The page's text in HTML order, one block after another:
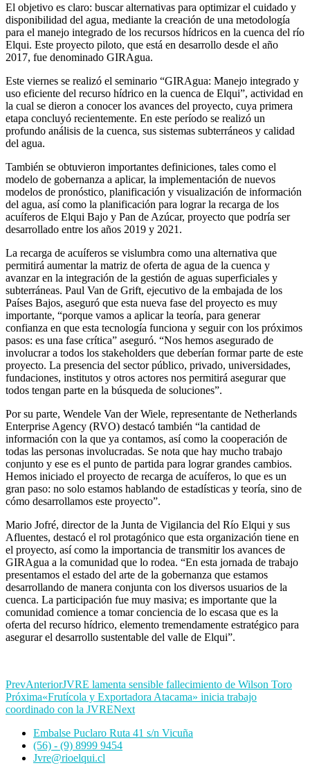
El objetivo es claro: buscar alternativas para optimizar el cuidado y
disponibilidad del agua, mediante la creación de una metodología
para el manejo integrado de los recursos hídricos en la cuenca del río
Elqui. Este proyecto piloto, que está en desarrollo desde el año
2017, fue denominado GIRAgua.
Este viernes se realizó el seminario “GIRAgua: Manejo integrado y
uso eficiente del recurso hídrico en la cuenca de Elqui”, actividad en
la cual se dieron a conocer los avances del proyecto, cuya primera
etapa concluyó recientemente. En este período se realizó un
profundo análisis de la cuenca, sus sistemas subterráneos y calidad
del agua.
También se obtuvieron importantes definiciones, tales como el
modelo de gobernanza a aplicar, la implementación de nuevos
modelos de pronóstico, planificación y visualización de información
del agua, así como la planificación para lograr la recarga de los
acuíferos de Elqui Bajo y Pan de Azúcar, proyecto que podría ser
desarrollado entre los años 2019 y 2021.
La recarga de acuíferos se vislumbra como una alternativa que
permitirá aumentar la matriz de oferta de agua de la cuenca y
avanzar en la integración de la gestión de aguas superficiales y
subterráneas. Paul Van de Grift, ejecutivo de la embajada de los
Países Bajos, aseguró que esta nueva fase del proyecto es muy
importante, “porque vamos a aplicar la teoría, para generar
confianza en que esta tecnología funciona y seguir con los próximos
pasos: es una fase crítica” aseguró. “Nos hemos asegurado de
involucrar a todos los stakeholders que deberían formar parte de este
proyecto. La presencia del sector público, privado, universidades,
fundaciones, institutos y otros actores nos permitirá asegurar que
todos tengan parte en la búsqueda de soluciones”.
Por su parte, Wendele Van der Wiele, representante de Netherlands
Enterprise Agency (RVO) destacó también “la cantidad de
información con la que ya contamos, así como la cooperación de
todas las personas involucradas. Se nota que hay mucho trabajo
conjunto y ese es el punto de partida para lograr grandes cambios.
Hemos iniciado el proyecto de recarga de acuíferos, lo que es un
gran paso: no solo estamos hablando de estadísticas y teoría, sino de
cómo desarrollamos este proyecto”.
Mario Jofré, director de la Junta de Vigilancia del Río Elqui y sus
Afluentes, destacó el rol protagónico que esta organización tiene en
el proyecto, así como la importancia de transmitir los avances de
GIRAgua a la comunidad que lo rodea. “En esta jornada de trabajo
presentamos el estado del arte de la gobernanza que estamos
desarrollando de manera conjunta con los diversos usuarios de la
cuenca. La participación fue muy masiva; es importante que la
comunidad comience a tomar conciencia de lo escasa que es la
oferta del recurso hídrico, elemento tremendamente estratégico para
asegurar el desarrollo sustentable del valle de Elqui”.
PrevAnteriorJVRE lamenta sensible fallecimiento de Wilson Toro
Próxima«Frutícola y Exportadora Atacama» inicia trabajo
coordinado con la JVRENext
Embalse Puclaro Ruta 41 s/n Vicuña
(56) - (9) 8999 9454
Jvre@rioelqui.cl